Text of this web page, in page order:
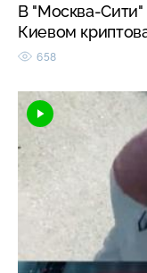
В "Москва-
Киевом
658